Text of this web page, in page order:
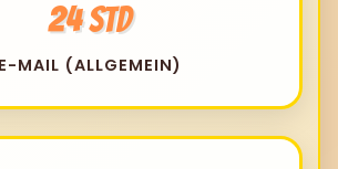
24 Std
E-MAIL (ALLGEMEIN)